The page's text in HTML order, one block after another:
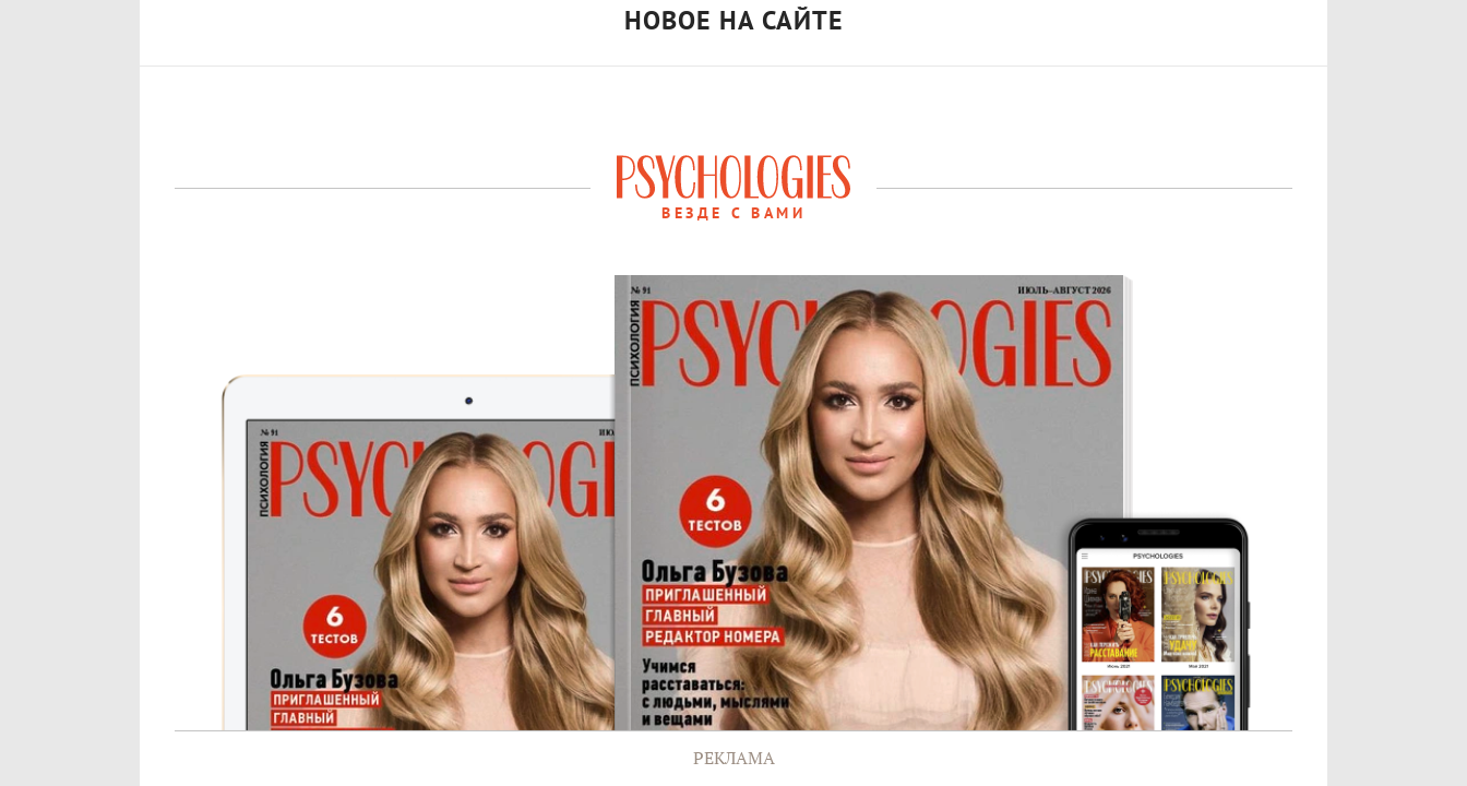
НОВОЕ НА САЙТЕ
ВЕЗДЕ С ВАМИ
РЕКЛАМА